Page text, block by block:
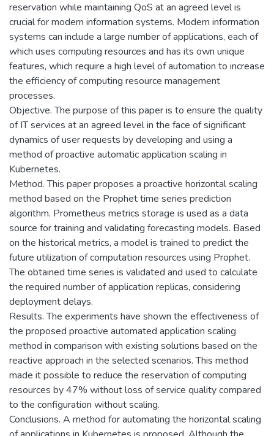
reservation while maintaining QoS at an agreed level is
crucial for modern information systems. Modern information
systems can include a large number of applications, each of
which uses computing resources and has its own unique
features, which require a high level of automation to increase
the efficiency of computing resource management
processes.
Objective. The purpose of this paper is to ensure the quality
of IT services at an agreed level in the face of significant
dynamics of user requests by developing and using a
method of proactive automatic application scaling in
Kubernetes.
Method. This paper proposes a proactive horizontal scaling
method based on the Prophet time series prediction
algorithm. Prometheus metrics storage is used as a data
source for training and validating forecasting models. Based
on the historical metrics, a model is trained to predict the
future utilization of computation resources using Prophet.
The obtained time series is validated and used to calculate
the required number of application replicas, considering
deployment delays.
Results. The experiments have shown the effectiveness of
the proposed proactive automated application scaling
method in comparison with existing solutions based on the
reactive approach in the selected scenarios. This method
made it possible to reduce the reservation of computing
resources by 47% without loss of service quality compared
to the configuration without scaling.
Conclusions. A method for automating the horizontal scaling